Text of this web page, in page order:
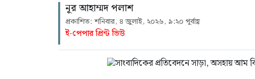
নূর আহাম্মদ পলাশ
প্রকাশিত: শনিবার, ৪ জুলাই, ২০২৬, ৯:২০ পূর্বাহ্ণ
ই-পেপার প্রিন্ট ভিউ